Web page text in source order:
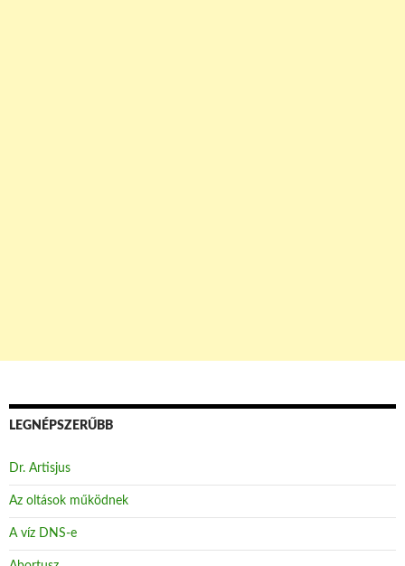
LEGNÉPSZERŰBB
Dr. Artisjus
Az oltások működnek
A víz DNS-e